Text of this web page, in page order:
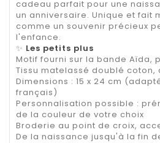
cadeau parfait pour une
un anniversaire. Unique et fait
comme un souvenir précieux
l'enfance.
✨ Les petits plus
Motif fourni sur la bande Aïda,
Tissu matelassé doublé coton,
Dimensions : 15 x 24 cm
français)
Personnalisation possible :
de la couleur de votre choix
Broderie au point de croix,
De la naissance jusqu'à la fin